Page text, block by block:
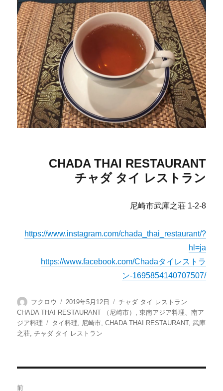
CHADA THAI RESTAURANT
チャダ タイ レストラン
尼崎市武庫之荘 1-2-8
https://www.instagram.com/chada_thai_restaurant/?
hl=ja
https://www.facebook.com/Chadaタイレストラ
ン-1695854140707507/
投
稿
者
フクロウ
投
稿
日:
2019年5月12日
カ
テ
ゴ
チャダ タイ レストラン
CHADA THAI RESTAURANT （尼崎市） ,東南アジア料理、南ア
ジア料理
タ
グ
タイ料理, 尼崎市,CHADA THAI RESTAURANT,武庫
之荘,チャダ タイ レストラン
前